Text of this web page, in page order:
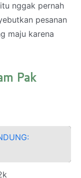
nggak pernah
pesanan
maju karena
Pak